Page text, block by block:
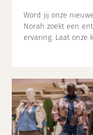
Word jij onze
Norah zoekt een
ervaring. Laat onze